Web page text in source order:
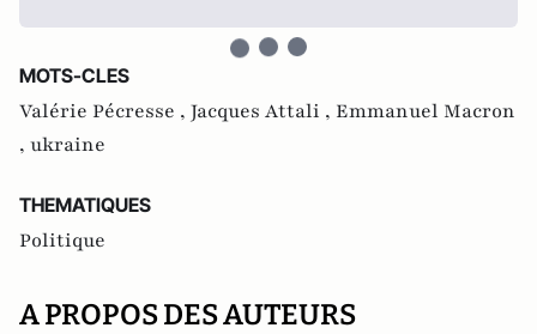
MOTS-CLES
Valérie Pécresse , Jacques Attali , Emmanuel Macron
, ukraine
THEMATIQUES
Politique
A PROPOS DES AUTEURS